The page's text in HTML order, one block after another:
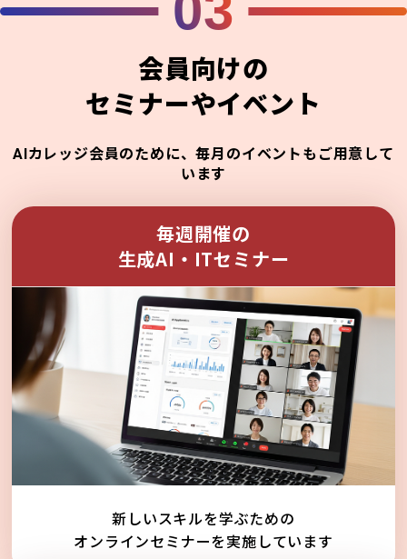
会員向けの
セミナーやイベント
AIカレッジ会員のために、毎月のイベントもご用意して
います
毎週開催の
生成AI・ITセミナー
新しいスキルを学ぶための
オンラインセミナーを実施しています